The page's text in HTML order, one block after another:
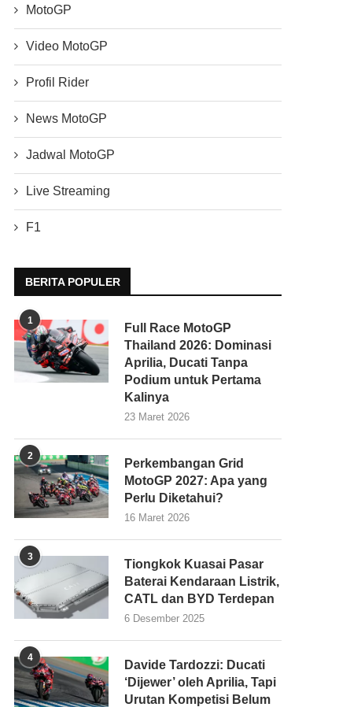
MotoGP
Video MotoGP
Profil Rider
News MotoGP
Jadwal MotoGP
Live Streaming
F1
BERITA POPULER
1
Full Race MotoGP
Thailand 2026: Dominasi
Aprilia, Ducati Tanpa
Podium untuk Pertama
Kalinya
23 Maret 2026
2
Perkembangan Grid
MotoGP 2027: Apa yang
Perlu Diketahui?
16 Maret 2026
3
Tiongkok Kuasai Pasar
Baterai Kendaraan Listrik,
CATL dan BYD Terdepan
6 Desember 2025
4
Davide Tardozzi: Ducati
‘Dijewer’ oleh Aprilia, Tapi
Urutan Kompetisi Belum